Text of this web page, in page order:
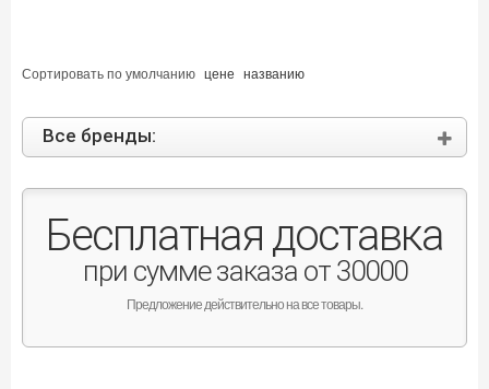
Сортировать поумолчанию цене названию
Все бренды:
Бесплатная доставка
при сумме заказа от 30000
Предложение действительно на все товары.